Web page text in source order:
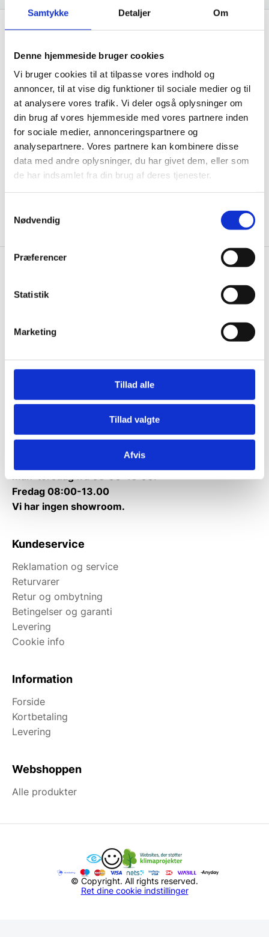
Samtykke Detaljer Om
Denne hjemmeside bruger cookies
Vi bruger cookies til at tilpasse vores indhold og
annoncer, til at vise dig funktioner til sociale medier og til
at analysere vores trafik. Vi deler også oplysninger om
din brug af vores hjemmeside med vores partnere inden
for sociale medier, annonceringspartnere og
analysepartnere. Vores partnere kan kombinere disse
data med andre oplysninger, du har givet dem, eller som
de har indsamlet fra din brug af deres tjenester.
Nødvendig
Præferencer
Statistik
Marketing
Tillad alle
Tillad valgte
Afvis
Få de bedste tilbud først!
Husk at tilmelde dig vores nyhedsbrev og vær først
til de bedste tilbud. Og bare rolig, vi spammer dig
ikke, men sender kun relevante tilbud og
informationer til dig.
Ja tak, tilmeld mig
Gastrobutikken ApS
7430 Ikast
Telefon træffetid:
Kontakt@gastrobutikken.dk
Tlf.71 99 30 98
Mandag til torsdag: 10:00 – 14:00.
Fredag: Telefonlukket.
Fredag 08:00-13.00
Vi har ingen showroom.
Kundeservice
Reklamation og service
Returvarer
Retur og ombytning
Betingelser og garanti
Levering
Cookie info
Information
Forside
Kortbetaling
Levering
Webshoppen
Alle produkter
© Copyright. All rights reserved.
Ret dine cookie indstillinger